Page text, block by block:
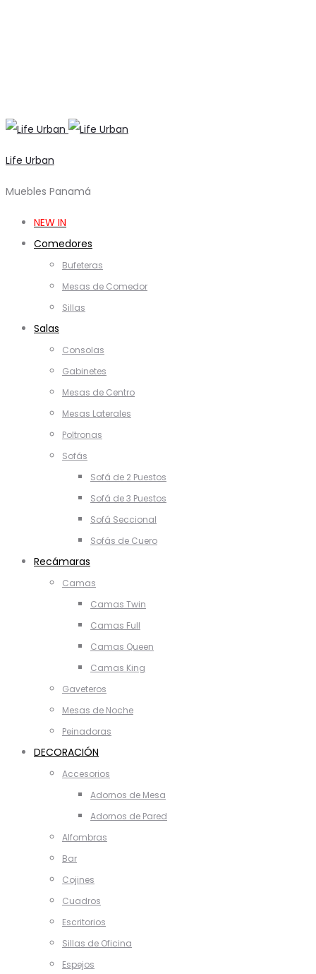
Life Urban
Muebles Panamá
NEW IN
Comedores
Bufeteras
Mesas de Comedor
Sillas
Salas
Consolas
Gabinetes
Mesas de Centro
Mesas Laterales
Poltronas
Sofás
Sofá de 2 Puestos
Sofá de 3 Puestos
Sofá Seccional
Sofás de Cuero
Recámaras
Camas
Camas Twin
Camas Full
Camas Queen
Camas King
Gaveteros
Mesas de Noche
Peinadoras
DECORACIÓN
Accesorios
Adornos de Mesa
Adornos de Pared
Alfombras
Bar
Cojines
Cuadros
Escritorios
Sillas de Oficina
Espejos